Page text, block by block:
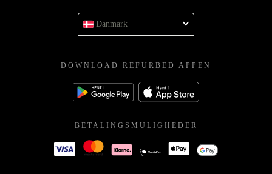
Danmark
DOWNLOAD REFURBED APPEN
BETALINGSMULIGHEDER